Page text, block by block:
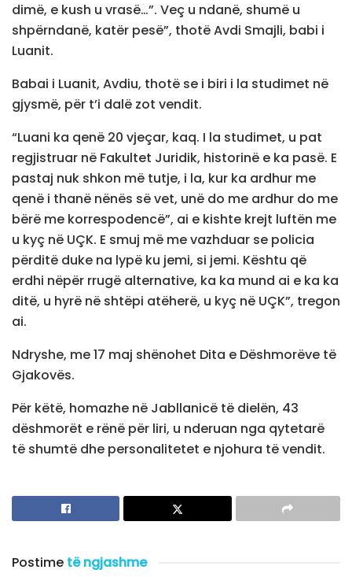
dimë, e kush u vrasë…”. Veç u ndanë, shumë u
shpërndanë, katër pesë”, thotë Avdi Smajli, babi i
Luanit.
Babai i Luanit, Avdiu, thotë se i biri i la studimet në
gjysmë, për t’i dalë zot vendit.
“Luani ka qenë 20 vjeçar, kaq. I la studimet, u pat
regjistruar në Fakultet Juridik, historinë e ka pasë. E
pastaj nuk shkon më tutje, i la, kur ka ardhur me
qenë i thanë nënës së vet, unë do me ardhur do me
bërë me korrespodencë”, ai e kishte krejt luftën me
u kyç në UÇK. E smuj më me vazhduar se policia
përditë duke na lypë ku jemi, si jemi. Kështu që
erdhi nëpër rrugë alternative, ka ka mund ai e ka ka
ditë, u hyrë në shtëpi atëherë, u kyç në UÇK”, tregon
ai.
Ndryshe, me 17 maj shënohet Dita e Dëshmorëve të
Gjakovës.
Për këtë, homazhe në Jabllanicë të dielën, 43
dëshmorët e rënë për liri, u nderuan nga qytetarë
të shumtë dhe personalitetet e njohura të vendit.
Postime të ngjashme